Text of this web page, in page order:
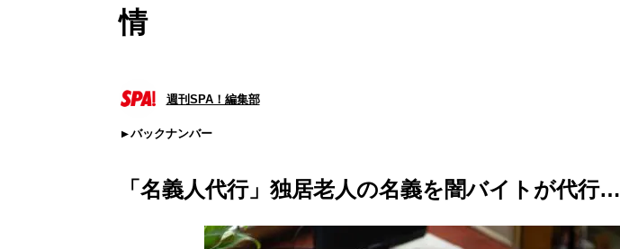
情
週刊SPA！編集部
バックナンバー
「名義人代行」独居老人の名義を闇バイトが代行…